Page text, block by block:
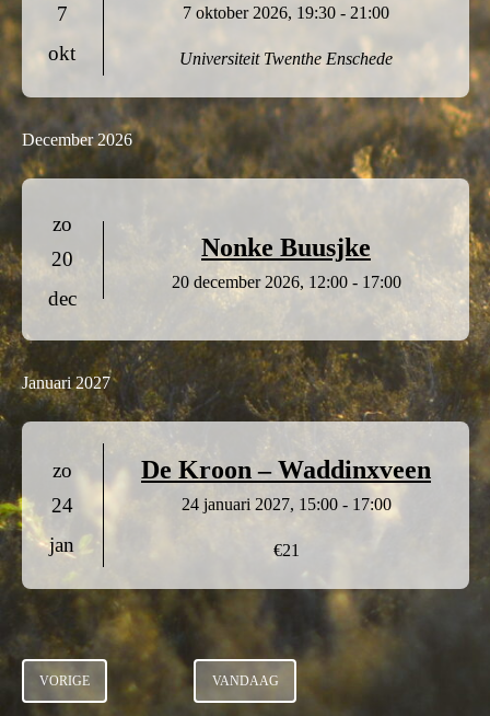
i
e
7
okt
7 oktober 2026, 19:30 - 21:00
Universiteit Twenthe Enschede
December 2026
zo
20
dec
Nonke Buusjke
20 december 2026, 12:00 - 17:00
Januari 2027
zo
24
jan
De Kroon – Waddinxveen
24 januari 2027, 15:00 - 17:00
€21
VORIGEEVENEMENTEN VANDAAG